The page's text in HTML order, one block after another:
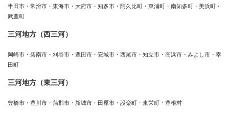
半田市・常滑市・東海市・大府市・知多市・阿久比町・東浦町・南知多町・美浜町・
武豊町
三河地方（西三河）
岡崎市・碧南市・刈谷市・豊田市・安城市・西尾市・知立市・高浜市・みよし市・幸
田町
三河地方（東三河）
豊橋市・豊川市・蒲郡市・新城市・田原市・設楽町・東栄町・豊根村